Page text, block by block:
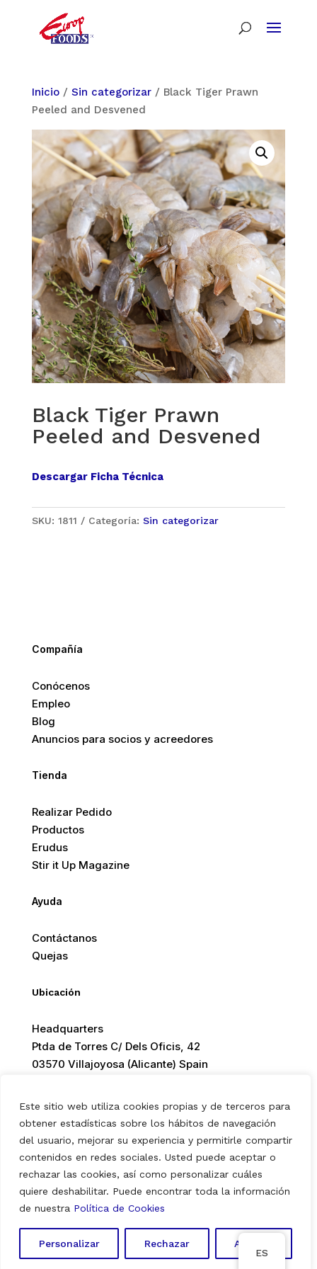
Este sitio web utiliza cookies propias y de terceros para
obtener estadísticas sobre los hábitos de navegación
del usuario, mejorar su experiencia y permitirle compartir
contenidos en redes sociales. Usted puede aceptar o
rechazar las cookies, así como personalizar cuáles
quiere deshabilitar. Puede encontrar toda la información
de nuestra Política de Cookies
Personalizar Rechazar Aceptar
Inicio/ Sin categorizar/ Black Tiger Prawn
Peeled and Desvened
Black Tiger Prawn
Peeled and Desvened
Descargar Ficha Técnica
SKU: 1811 Categoría: Sin categorizar
Compañía
Conócenos
Empleo
Blog
Anuncios para socios y acreedores
Tienda
Realizar Pedido
Productos
Erudus
Stir it Up Magazine
Ayuda
Contáctanos
Quejas
Ubicación
Headquarters
Ptda de Torres C/ Dels Oficis, 42
03570 Villajoyosa (Alicante) Spain
© 2026 Europ Foods. All rights reserved.
Aviso Legal|Política de Privacidad
ES